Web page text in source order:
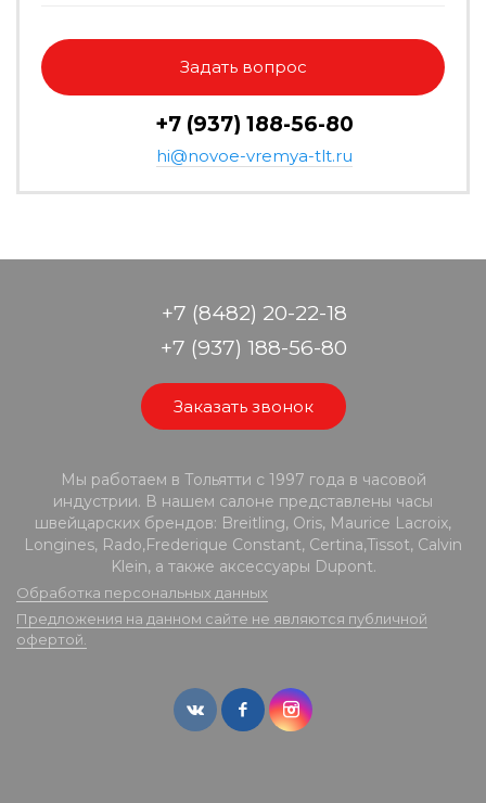
Задать вопрос
+7 (937) 188-56-80
hi@novoe-vremya-tlt.ru
+7 (8482) 20-22-18
+7 (937) 188-56-80
Заказать звонок
Мы работаем в Тольятти с 1997 года в часовой
индустрии. В нашем салоне представлены часы
швейцарских брендов: Breitling, Oris, Maurice Lacroix,
Longines, Rado,Frederique Constant, Certina,Tissot, Calvin
Klein, а также аксессуары Dupont.
Обработка персональных данных
Предложения на данном сайте не являются публичной
офертой.